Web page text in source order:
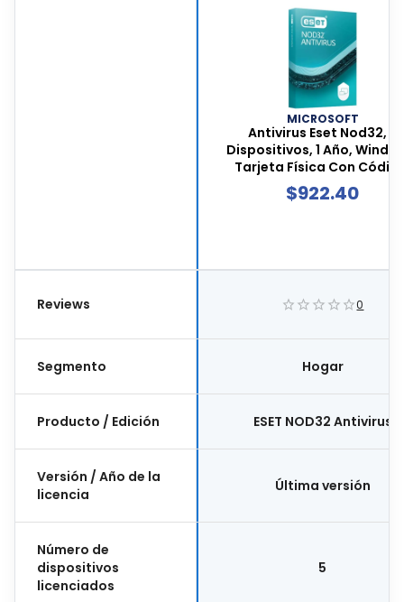
MICROSOFT
Antivirus Eset Nod32, 5
Dispositivos, 1 Año,
Tarjeta Física Con
Ant51
$922.40
Reviews 0
Segmento Hogar
Producto / Edición ESET NOD32 Antivirus
Versión / Año de la
licencia
Última versión
Número de
dispositivos
licenciados
5